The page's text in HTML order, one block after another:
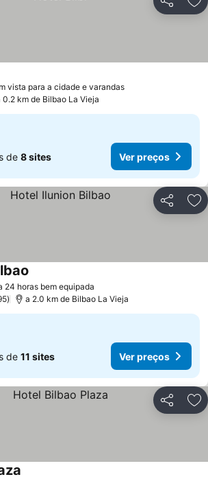
Partilhar
vista para a cidade e varandas
0.2 km de Bilbao La Vieja
de 8 sites Ver preços
Partilhar
24 horas bem equipada
a 2.0 km de Bilbao La Vieja
de 11 sites Ver preços
Partilhar